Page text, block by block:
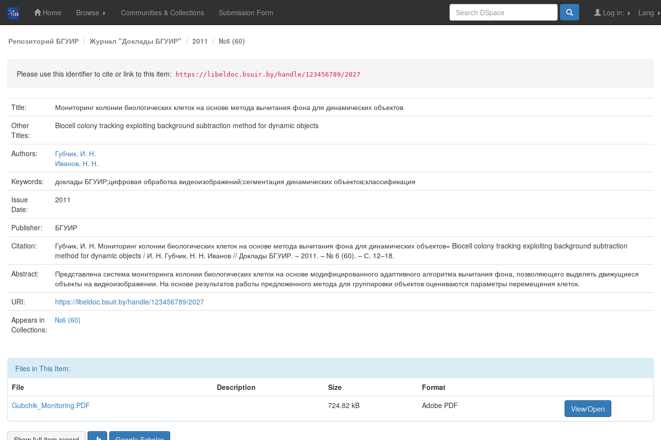
Skip
navigation
Home Browse Communities & Collections Submission Form Lang
Log in:
Репозиторий БГУИР Журнал "Доклады БГУИР" 2011 №6 (60)
Please use this identifier to cite or link to this item: https://libeldoc.bsuir.by/handle/123456789/2027
Title:
Мониторинг колонии биологических клеток на основе метода вычитания фона для динамических объектов
Other
Titles:
Biocell colony tracking exploiting background subtraction method for dynamic objects
Authors:
Губчик, И. Н.
Иванов, Н. Н.
Keywords:
доклады БГУИР;цифровая обработка видеоизображений;сегментация динамических объектов;классификация
Issue
Date:
2011
Publisher:
БГУИР
Citation:
Губчик, И. Н. Мониторинг колонии биологических клеток на основе метода вычитания фона для динамических объектов= Biocell colony tracking exploiting background subtraction
method for dynamic objects / И. Н. Губчик, Н. Н. Иванов // Доклады БГУИР. – 2011. – № 6 (60). – С. 12–18.
Abstract:
Представлена система мониторинга колонии биологических клеток на основе модифицированного адаптивного алгоритма вычитания фона, позволяющего выделять движущиеся
объекты на видеоизображении. На основе результатов работы предложенного метода для группировки объектов оцениваются параметры перемещения клеток.
URI:
https://libeldoc.bsuir.by/handle/123456789/2027
Appears in
Collections:
№6 (60)
Files in This Item:
File
Description Size
Format
Gubchik_Monitoring.PDF
724.82 kB Adobe PDF View/Open